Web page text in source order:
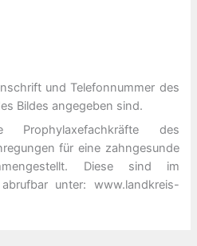
und Telefonnummer des
Bildes angegeben sind.
des
für eine zahngesunde
Diese sind im
unter: www.landkreis-